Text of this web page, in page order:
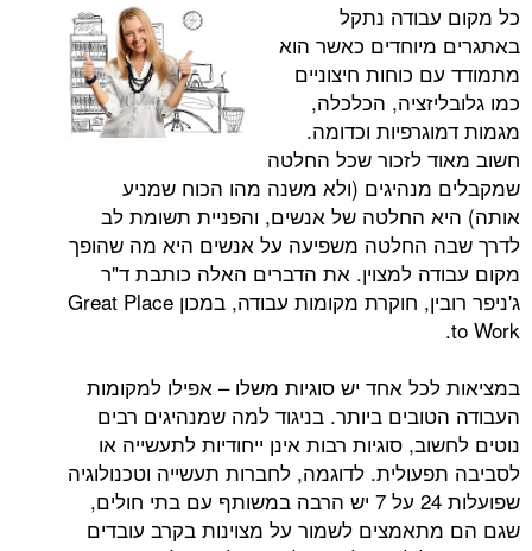
נתקל
כאשר הוא
כוחות חיצוניים
הכלכלה,
וכדומה.
לזכור שכל החלטה
(ולא משנה מהו הכוח שמניע
החלטה של אנשים, והפניית תשומת לב
החלטה משפיעה על אנשים היא מה שהופך
למצוין. את הדברים האלה כותבת ד"ר
ג'ניפר רובין, חוקרת מקומות עבודה, במכון Great Place
אחד יש סוגיות משלו – אפילו למקומות
ביותר. בניגוד למה שמנהיגים רבים
סוגיות רבות אינן ייחודיות לתעשייה או
לדוגמה, לחברות תעשייה וטכנולוגיה
שפועלות 24 על 7 יש הרבה במשותף עם בתי חולים,
לשמור על מצוינות בקרב עובדים